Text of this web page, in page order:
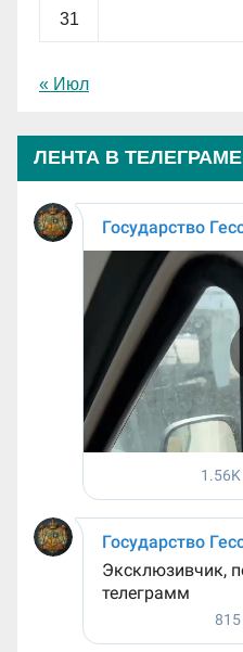
31
« Июл
ЛЕНТА В ТЕЛЕГРАМЕ